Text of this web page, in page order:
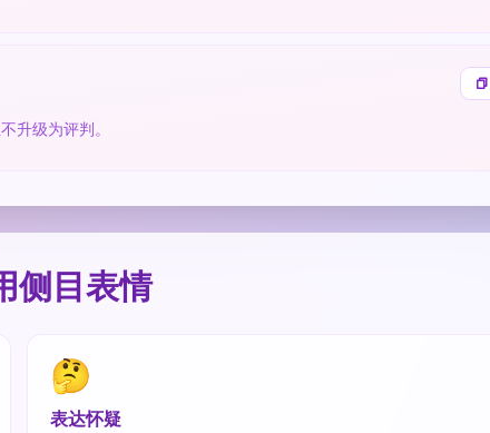
升级为评判。
侧目表情
🤔
表达怀疑